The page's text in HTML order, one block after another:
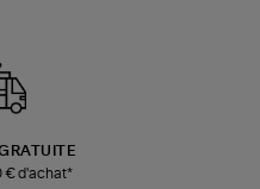
€ d'achat*